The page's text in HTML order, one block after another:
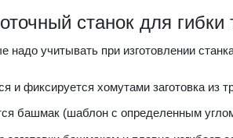
станок для гибки
надо учитывать при изготовлении
и фиксируется хомутами заготовка из
башмак (шаблон с определенным